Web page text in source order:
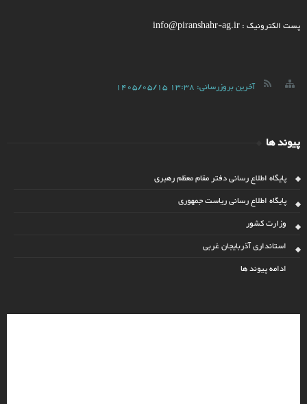
پست الکترونیک : info@piranshahr-ag.ir
آخرین بروزرسانی: 1405/05/15 13:38
پیوند ها
پایگاه اطلاع رسانی دفتر مقام معظم رهبری
پایگاه اطلاع رسانی ریاست جمهوری
وزارت کشور
استانداری آذربایجان غربی
ادامه پیوند ها